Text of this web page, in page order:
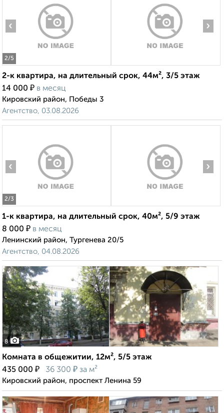
2/5
‹ ›
2-к квартира, на длительный срок, 44м², 3/5 этаж
14 000 ₽ в месяц
Кировский район, Победы 3
Агентство, 03.08.2026
2/3
‹ ›
1-к квартира, на длительный срок, 40м², 5/9 этаж
8 000 ₽ в месяц
Ленинский район, Тургенева 20/5
Агентство, 04.08.2026
8
Комната в общежитии, 12м², 5/5 этаж
435 000 ₽ 36 300 ₽ за м²
Кировский район, проспект Ленина 59